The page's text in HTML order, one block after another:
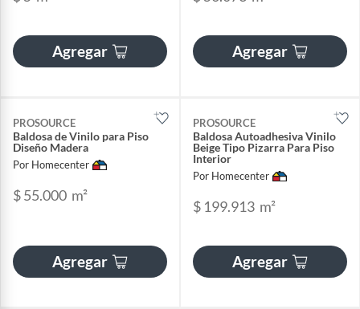
Agregar Agregar
PROSOURCE
Baldosa de Vinilo para Piso
Diseño Madera
Por Homecenter
$ 55.000 m²
Agregar
PROSOURCE
Baldosa Autoadhesiva Vinilo
Beige Tipo Pizarra Para Piso
Interior
Por Homecenter
$ 199.913 m²
Agregar